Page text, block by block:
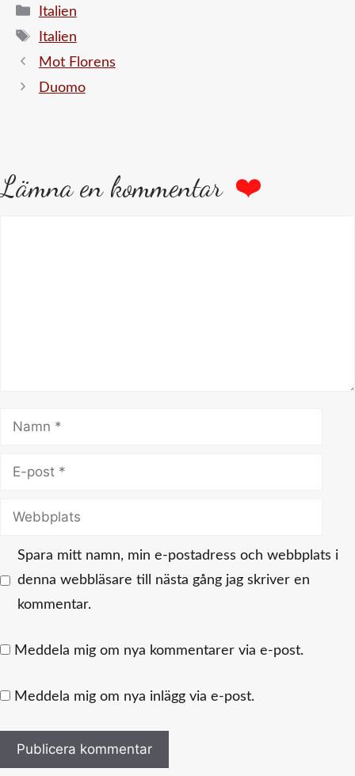
Kategorier
Italien
Etiketter
Italien
Mot Florens
Duomo
Lämna en kommentar
Namn
Webbplats
Spara mitt namn, min e-postadress och webbplats i
denna webbläsare till nästa gång jag skriver en
kommentar.
Meddela mig om nya kommentarer via e-post.
Meddela mig om nya inlägg via e-post.